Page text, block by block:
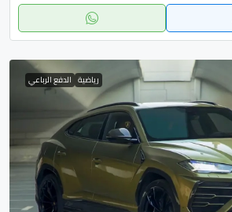
رياضية الدفع الرباعي